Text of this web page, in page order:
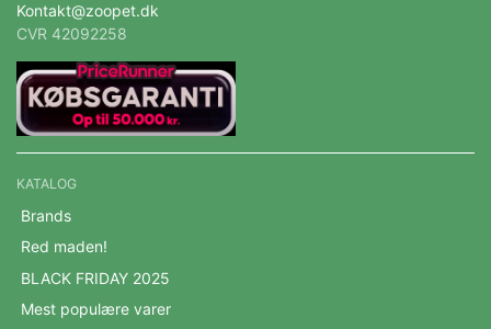
Kontakt@zoopet.dk
CVR 42092258
KATALOG
Brands
Red maden!
BLACK FRIDAY 2025
Mest populære varer